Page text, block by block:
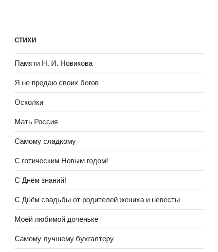
СТИХИ
Памяти Н. И. Новикова
Я не предаю своих богов
Осколки
Мать Россия
Самому сладкому
С готическим Новым годом!
С Днём знаний!
С Днём свадьбы от родителей жениха и невесты
Моей любимой доченьке
Самому лучшему бухгалтеру